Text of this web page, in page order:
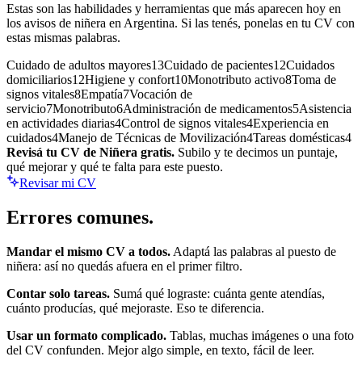
Estas son las habilidades y herramientas que más aparecen hoy en
los avisos de niñera en Argentina. Si las tenés, ponelas en tu CV con
estas mismas palabras.
Cuidado de adultos mayores13Cuidado de pacientes12Cuidados
domiciliarios12Higiene y confort10Monotributo activo8Toma de
signos vitales8Empatía7Vocación de
servicio7Monotributo6Administración de medicamentos5Asistencia
en actividades diarias4Control de signos vitales4Experiencia en
cuidados4Manejo de Técnicas de Movilización4Tareas domésticas4
Revisá tu CV de Niñera gratis. Subilo y te decimos un puntaje,
qué mejorar y qué te falta para este puesto.
Revisar mi CV
Errores comunes.
Mandar el mismo CV a todos. Adaptá las palabras al puesto de
niñera: así no quedás afuera en el primer filtro.
Contar solo tareas. Sumá qué lograste: cuánta gente atendías,
cuánto producías, qué mejoraste. Eso te diferencia.
Usar un formato complicado. Tablas, muchas imágenes o una foto
del CV confunden. Mejor algo simple, en texto, fácil de leer.